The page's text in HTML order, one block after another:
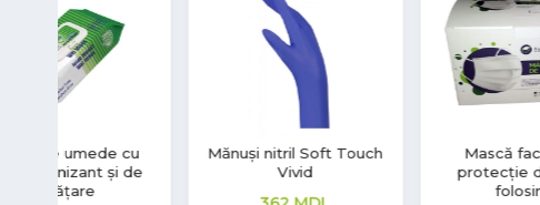
Mănuși nitril Soft Touch
Mască facială de
protecție de unică